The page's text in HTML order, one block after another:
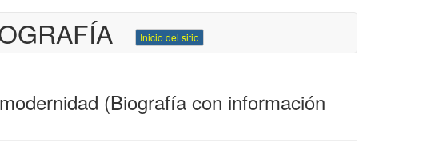
Inicio del sitio
(Biografía con información